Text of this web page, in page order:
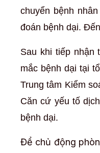
chuyển bệnh
đoán bệnh dại.
Sau khi tiếp nhận
mắc bệnh dại tại
Trung tâm Kiểm
Căn cứ yếu tố
bệnh dại.
Để chủ động